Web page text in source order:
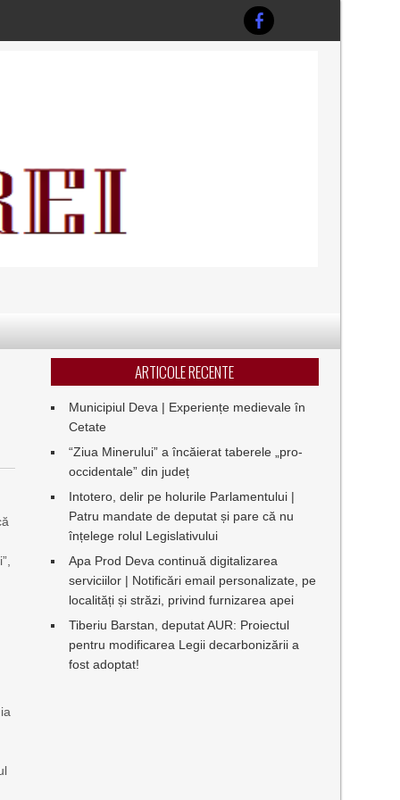
ARTICOLE RECENTE
Municipiul Deva | Experiențe medievale în
Cetate
“Ziua Minerului” a încăierat taberele „pro-
occidentale” din județ
Intotero, delir pe holurile Parlamentului |
Patru mandate de deputat și pare că nu
înțelege rolul Legislativului
Apa Prod Deva continuă digitalizarea
serviciilor | Notificări email personalizate, pe
localități și străzi, privind furnizarea apei
Tiberiu Barstan, deputat AUR: Proiectul
pentru modificarea Legii decarbonizării a
fost adoptat!